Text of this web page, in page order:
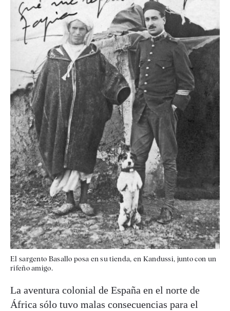
El sargento Basallo posa en su tienda, en Kandussi, junto con un
rifeño amigo.
La aventura colonial de España en el norte de
África sólo tuvo malas consecuencias para el